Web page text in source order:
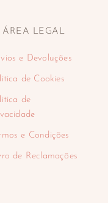
ÁREA LEGAL
e Devoluções
de Cookies
de
e Condições
de Reclamações